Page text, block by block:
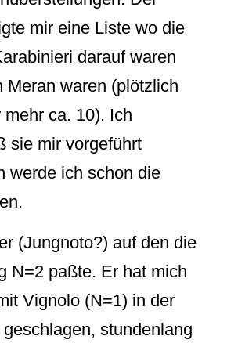
mir eine Liste wo die
darauf waren
Meran waren (plötzlich
ca. 10). Ich
sie mir vorgeführt
werde ich schon die
(Jungnoto?) auf den die
N=2 paßte. Er hat mich
Vignolo (N=1) in der
stundenlang